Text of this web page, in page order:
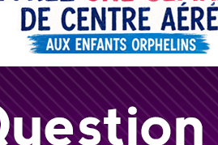
3 personnes viennent de nous rejoindre sur
2 nouvelles musiques dans Torah-Box
8 personnes viennent de faire un don
Nouvelle émission radio : Visions de
61 personnes viennent de demander une
Ariel vient de donner son Maasser